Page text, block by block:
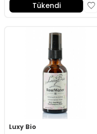
Tükendi
Luxy Bio